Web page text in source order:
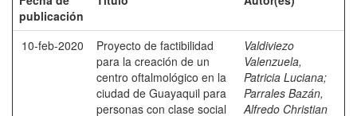
publicación
10-feb-2020
Proyecto de factibilidad
para la creación de un
centro oftalmológico en la
ciudad de Guayaquil para
personas con clase social
Valdiviezo
Valenzuela,
Patricia Luciana;
Parrales Bazán,
Alfredo Christian